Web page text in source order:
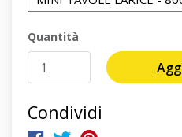
Quantità
Condividi